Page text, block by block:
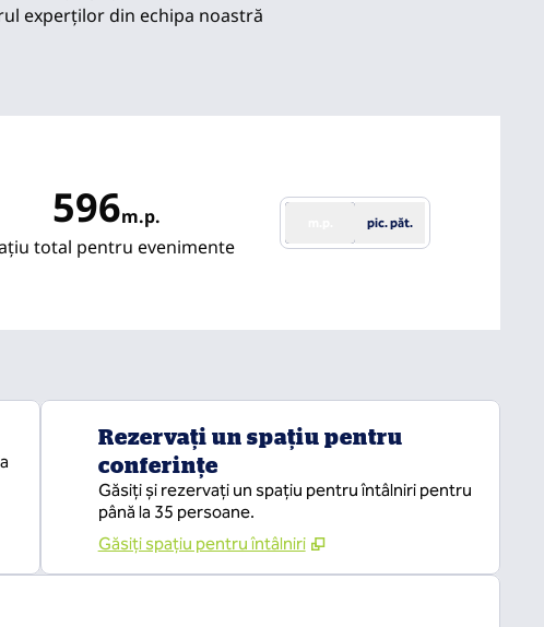
experților din echipa noastră
596m.p.
Metri pătrați
total pentru evenimente
pic. păt.
Rezervați un spațiu pentru
conferințe
Găsiți și rezervați un spațiu pentru întâlniri pentru
până la 35 persoane.
Găsiți spațiu pentru întâlniri